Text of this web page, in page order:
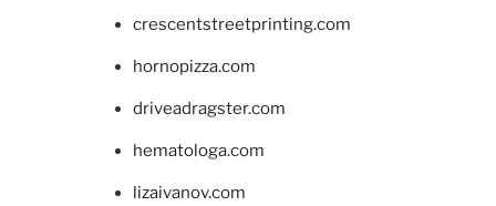
crescentstreetprinting.com
hornopizza.com
driveadragster.com
hematologa.com
lizaivanov.com